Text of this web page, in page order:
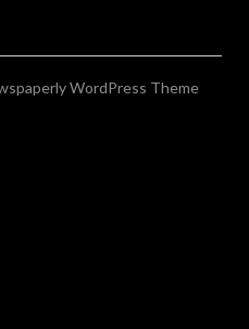
WordPress Theme